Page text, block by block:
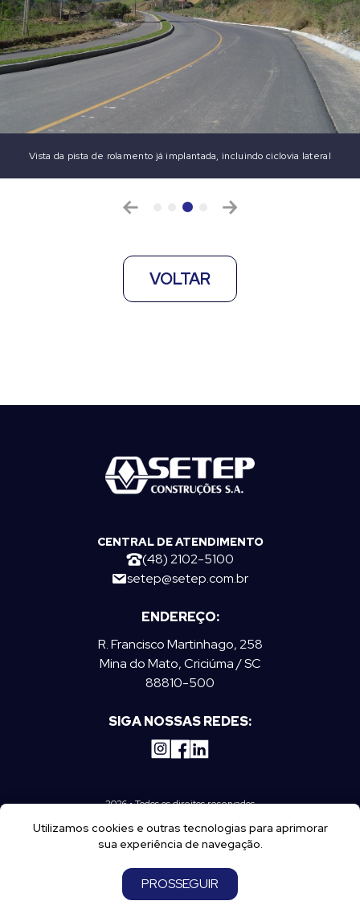
Vista da pista de rolamento já implantada, incluindo ciclovia lateral
VOLTAR
CENTRAL DE ATENDIMENTO
(48) 2102-5100
setep@setep.com.br
ENDEREÇO:
R. Francisco Martinhago, 258
Mina do Mato, Criciúma / SC
88810-500
SIGA NOSSAS REDES:
2026 • Todos os direitos reservados
Utilizamos cookies e outras tecnologias para aprimorar
sua experiência de navegação.
PROSSEGUIR